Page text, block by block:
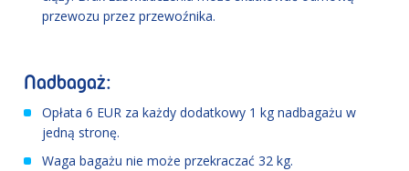
przewozu przez przewoźnika.
Nadbagaż:
Opłata 6 EUR za każdy dodatkowy 1 kg nadbagażu w
jedną stronę.
Waga bagażu nie może przekraczać 32 kg.